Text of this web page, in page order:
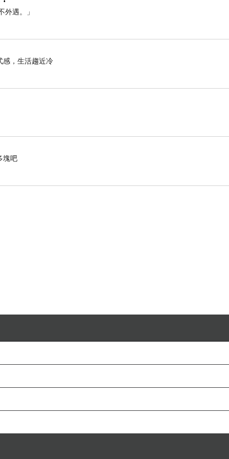
遇。」
感，生活趨近冷
塊吧